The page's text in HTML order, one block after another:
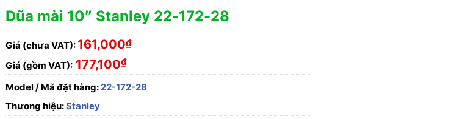
Dũa mài 10″ Stanley 22-172-28
Giá (chưa VAT): 161,000₫
Giá (gồm VAT): 177,100₫
Model / Mã đặt hàng:22-172-28
Thương hiệu:Stanley